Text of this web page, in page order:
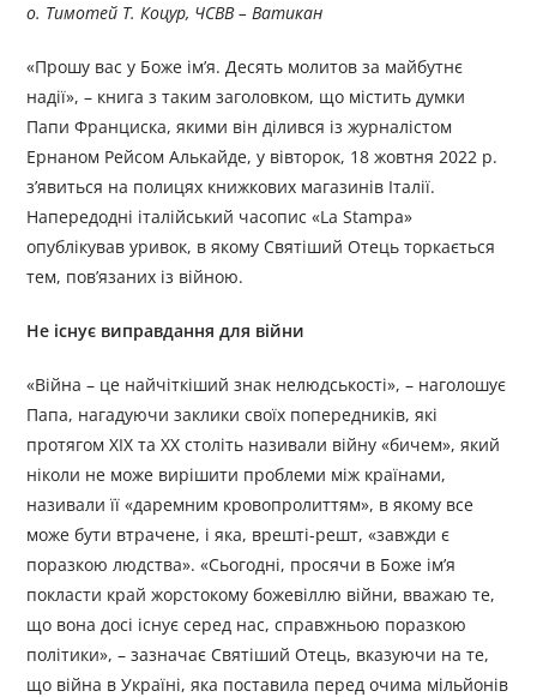
о. Тимотей Т. Коцур, ЧСВВ – Ватикан
«Прошу вас у Боже ім’я. Десять молитов за майбутнє
надії», – книга з таким заголовком, що містить думки
Папи Франциска, якими він ділився із журналістом
Ернаном Рейсом Алькайде, у вівторок, 18 жовтня 2022 р.
з’явиться на полицях книжкових магазинів Італії.
Напередодні італійський часопис «La Stampa»
опублікував уривок, в якому Святіший Отець торкається
тем, пов’язаних із війною.
Не існує виправдання для війни
«Війна – це найчіткіший знак нелюдськості», – наголошує
Папа, нагадуючи заклики своїх попередників, які
протягом ХІХ та ХХ століть називали війну «бичем», який
ніколи не може вирішити проблеми між країнами,
називали її «даремним кровопролиттям», в якому все
може бути втрачене, і яка, врешті-решт, «завжди є
поразкою людства». «Сьогодні, просячи в Боже ім’я
покласти край жорстокому божевіллю війни, вважаю те,
що вона досі існує серед нас, справжньою поразкою
політики», – зазначає Святіший Отець, вказуючи на те,
що війна в Україні, яка поставила перед очима мільйонів